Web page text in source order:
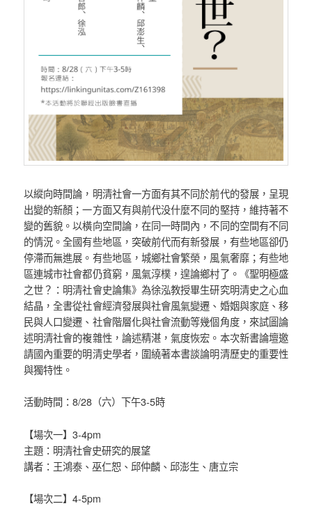
以縱向時間論，明清社會一方面有其不同於前代的發展，呈現
出變的新顏；一方面又有與前代没什麼不同的堅持，維持著不
變的舊貌。以橫向空間論，在同一時間內，不同的空間有不同
的情況。全國有些地區，突破前代而有新發展，有些地區卻仍
停滯而無進展。有些地區，城鄉社會繁榮，風氣奢靡；有些地
區連城市社會都仍貧窮，風氣淳樸，遑論鄉村了。《聖明極盛
之世？：明清社會史論集》為徐泓教授畢生研究明清史之心血
結晶，全書從社會經濟發展與社會風氣變遷、婚姻與家庭、移
民與人口變遷、社會階層化與社會流動等幾個角度，來試圖論
述明清社會的複雜性，論述精湛，氣度恢宏。本次新書論壇邀
請國內重要的明清史學者，圍繞著本書談論明清歷史的重要性
與獨特性。
活動時間：8/28（六）下午3-5時
【場次一】3-4pm
主題：明清社會史研究的展望
講者：王鴻泰、巫仁恕、邱仲麟、邱澎生、唐立宗
【場次二】4-5pm